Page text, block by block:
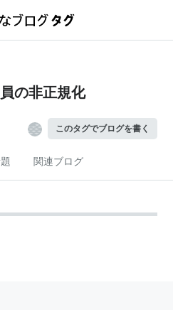
の非正規化
このタグでブログを書く
関連ブログ